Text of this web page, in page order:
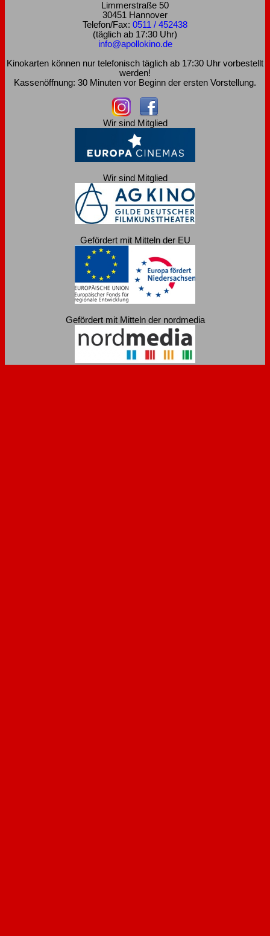
Limmerstraße 50
30451 Hannover
Telefon/Fax: 0511 / 452438
(täglich ab 17:30 Uhr)
info@apollokino.de
Kinokarten können nur telefonisch täglich ab 17:30 Uhr vorbestellt
werden!
Kassenöffnung: 30 Minuten vor Beginn der ersten Vorstellung.
Wir sind Mitglied
Wir sind Mitglied
Gefördert mit Mitteln der EU
Gefördert mit Mitteln der nordmedia